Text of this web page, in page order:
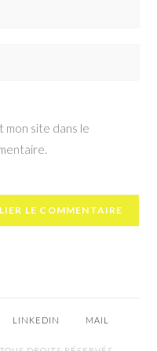
mon site dans le
LINKEDIN MAIL